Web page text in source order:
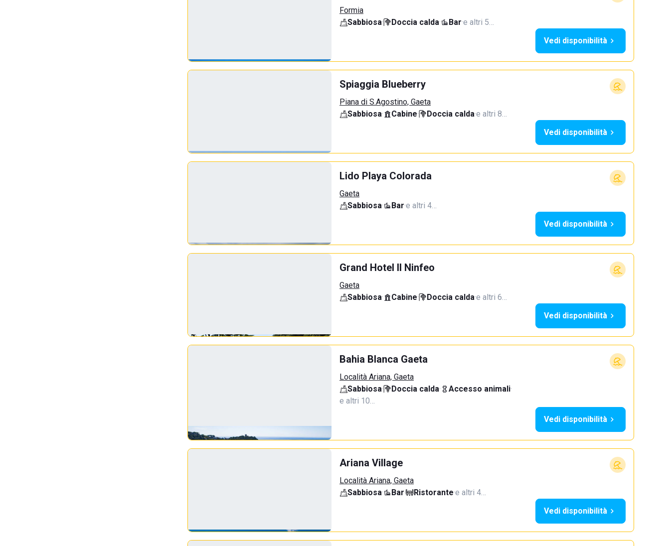
Formia
Sabbiosa· Doccia calda· Bar·e altri 5…
Vedi disponibilità
Spiaggia Blueberry
Piana di S.Agostino, Gaeta
Sabbiosa· Cabine· Doccia calda·e altri 8…
Vedi disponibilità
Lido Playa Colorada
Gaeta
Sabbiosa· Bar·e altri 4…
Vedi disponibilità
Grand Hotel Il Ninfeo
Gaeta
Sabbiosa· Cabine· Doccia calda·e altri 6…
Vedi disponibilità
Bahia Blanca Gaeta
Località Ariana, Gaeta
Sabbiosa· Doccia calda· Accesso animali·
e altri 10…
Vedi disponibilità
Ariana Village
Località Ariana, Gaeta
Sabbiosa· Bar· Ristorante·e altri 4…
Vedi disponibilità